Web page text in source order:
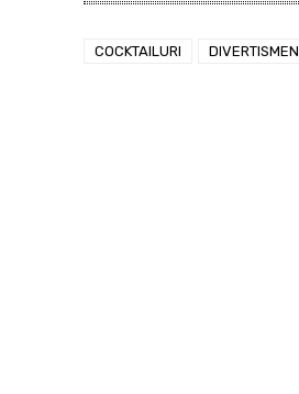
COCKTAILURI